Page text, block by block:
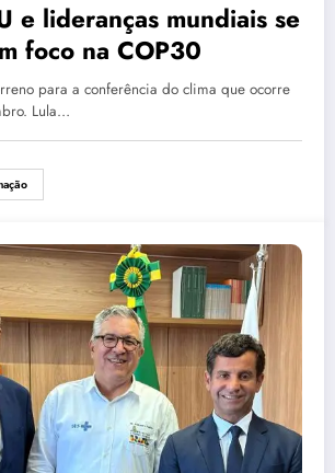
lideranças mundiais se
foco na COP30
para a conferência do clima que ocorre
Lula…